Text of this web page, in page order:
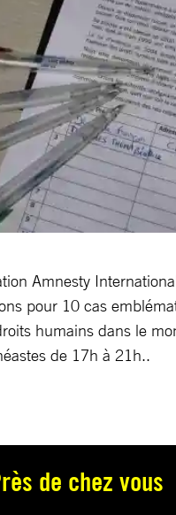
Amnesty
pour 10 cas
humains dans le
de 17h à 21h..
de chez vous